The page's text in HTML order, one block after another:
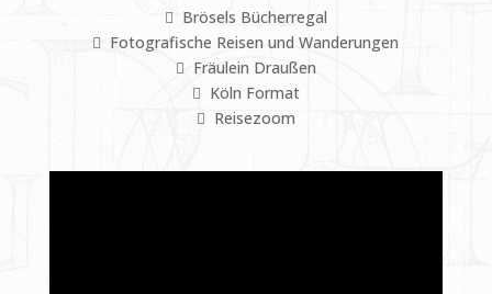
Brösels Bücherregal
Fotografische Reisen und Wanderungen
Fräulein Draußen
Köln Format
Reisezoom